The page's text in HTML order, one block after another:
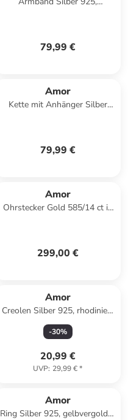
79,99 €
Amor
Kette mit Anhänger Silber
79,99 €
Amor
Ohrstecker Gold 585/14 ct in
299,00 €
Amor
Creolen Silber 925, rhodiniert
in Silber
-30%
20,99 €
UVP: 29,99 €*
Amor
Ring Silber 925, gelbvergoldet